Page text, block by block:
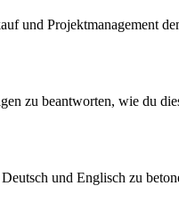
und Projektmanagement
zu beantworten, wie du
und Englisch zu